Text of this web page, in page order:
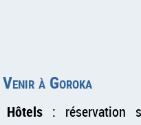
Venir à Goroka
Hôtels : réservation